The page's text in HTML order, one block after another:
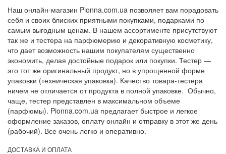
Наш онлайн-магазин Pionna.com.ua позволяет вам порадовать
себя и своих блиских приятными покупками, подарками по
самым выгодным ценам. В нашем ассортименте присутствуют
так же и тестера на парфюмерию и декоративную косметику,
что дает возможность нашим покупателям существенно
экономить, делая достойные подарок или покупки. Тестер —
это тот же оригинальный продукт, но в упрощенной форме
упаковки (техническая упаковка). Качество товара-тестера
ничем не отличается от продукта в полной упаковке. Обычно,
чаще, тестер представлен в максимальном объеме
(парфюмы). Pionna.com.ua предлагает быстрое и легкое
оформление заказов, оплату онлайн и отправку в этот же день
(рабочий). Все очень легко и оперативно.
ДОСТАВКА И ОПЛАТА